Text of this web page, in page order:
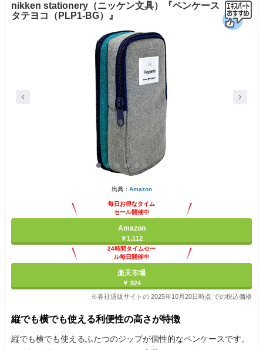
nikken stationery（ニッケン文具）『ペンケース
タテヨコ（PLP1-BG）』
出典： Amazon
毎日お得なタイム
セール開催中
Amazon
￥1,112
24時間タイムセー
ル毎日開催中
楽天市場
￥ 924
※各社通販サイトの 2025年10月20日時点 での税込価格
縦でも横でも使える利便性の高さが特徴
縦でも横でも使えるふたつのジップが個性的なペンケースです。